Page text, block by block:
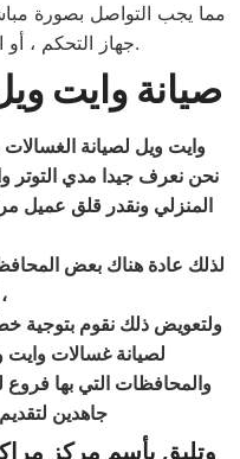
مما يجب التواصل بصورة
جهاز التحكم ، أو الدائرة الكهربائية بالكامل.
صيانة وايت
وايت ويل لصيانة الغسالات
نحن نعرف جيدا مدي التوتر
المنزلي ونقدر قلق عميل
لذلك عادة هناك بعض
ولتعويض ذلك نقوم بتوجية
لصيانة غسالات وايت
والمحافظات التي بها فروع
جاهدين
وتليق بأسم مركز